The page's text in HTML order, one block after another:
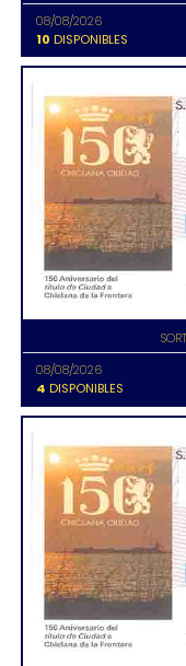
08/08/2026
10 DISPONIBLES
08/08/2026
4 DISPONIBLES